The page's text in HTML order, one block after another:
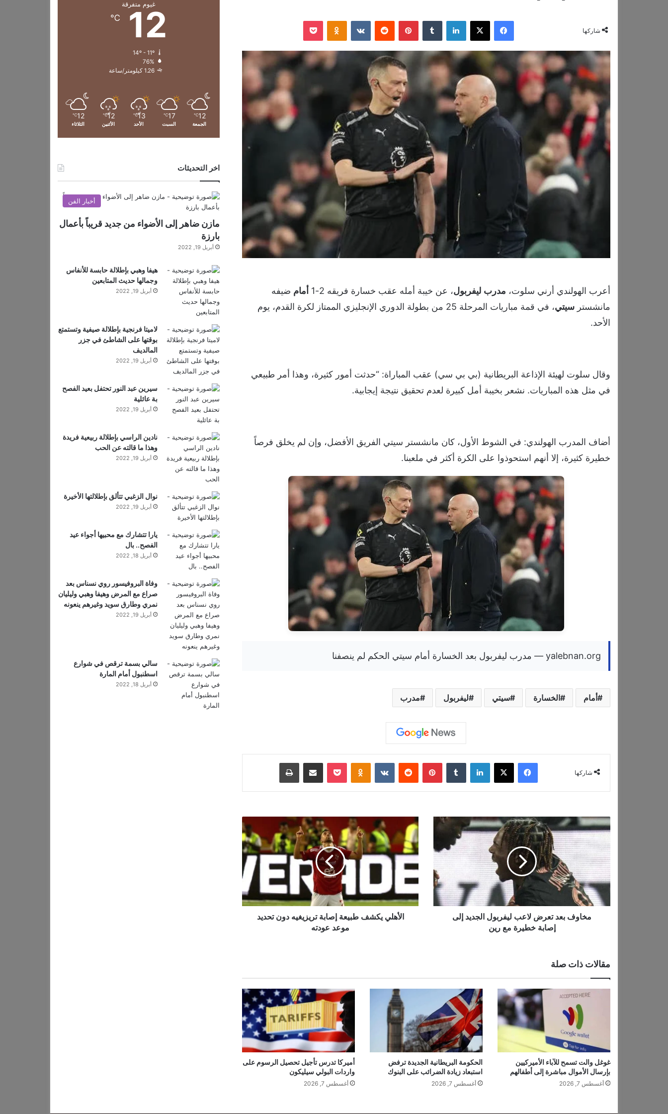
شاركها
فيسبوك ‫X لينكدإن بينتيريست ‏VKontakte
أعرب الهولندي أرني سلوت، مدرب ليفربول، عن خيبة أمله عقب خسارة فريقه 2-1 أمام ضيفه
مانشستر سيتي
، في قمة مباريات المرحلة 25 من بطولة الدوري الإنجليزي الممتاز لكرة القدم، يوم
الأحد.
وقال سلوت لهيئة الإذاعة البريطانية (بي بي سي) عقب المباراة: “حدثت أمور كثيرة، وهذا أمر طبيعي
في مثل هذه المباريات. نشعر بخيبة أمل كبيرة لعدم تحقيق نتيجة إيجابية.
أضاف المدرب الهولندي: في الشوط الأول، كان مانشستر سيتي الفريق الأفضل، وإن لم يخلق فرصاً
خطيرة كثيرة، إلا أنهم استحوذوا على الكرة أكثر في ملعبنا.
yalebnan.org — مدرب ليفربول بعد الخسارة أمام سيتي الحكم لم ينصفنا
أمام الخسارة سيتي ليفربول مدرب
شاركها
فيسبوك ‫X لينكدإن بينتيريست ‏VKontakte
م
خ
ا
و
ف
ب
ع
د
ت
ع
ب
ل
ل
ا
ل
ج
مخاوف بعد تعرض لاعب ليفربول الجديد إلى
إصابة خطيرة مع رين
ا
ل
أ
ه
ل
ي
ك
ش
إ
ص
ة
ت
ر
ي
ز
ي
الأهلي يكشف طبيعة إصابة تريزيغيه دون تحديد
موعد عودته
مقالات ذات صلة
غوغل والت تسمح للآباء الأميركيين
بإرسال الأموال مباشرة إلى أطفالهم
أغسطس 7, 2026
الحكومة البريطانية الجديدة ترفض
استبعاد زيادة الضرائب على البنوك
أغسطس 7, 2026
أميركا تدرس تأجيل تحصيل الرسوم على
واردات البولي سيليكون
أغسطس 7, 2026
غيوم متفرقة
12
℃
14º - 11º
76%
1.26 كيلومتر/ساعة
12
℃
الجمعة
17
℃
السبت
13
℃
الأحد
12
℃
الأثنين
12
℃
الثلاثاء
اخر التحديثات
أخبار الفن
مازن ضاهر إلى الأضواء من جديد قريباً بأعمال
بارزة
أبريل 19, 2022
هيفا وهبي بإطلالة حابسة للأنفاس
وجمالها حديث المتابعين
أبريل 19, 2022
لاميتا فرنجية بإطلالة صيفية وتستمتع
بوقتها على الشاطئ في جزر
المالديف
أبريل 19, 2022
سيرين عبد النور تحتفل بعيد الفصح
بة عائلية
أبريل 19, 2022
نادين الراسي بإطلالة ربيعية فريدة
وهذا ما قالته عن الحب
أبريل 19, 2022
نوال الزغبي تتألق بإطلالتها الأخيرة
أبريل 19, 2022
يارا تتشارك مع محبيها أجواء عيد
الفصح.. بال
أبريل 18, 2022
وفاة البروفيسور روي نسناس بعد
صراع مع المرض وهيفا وهبي وليليان
نمري وطارق سويد وغيرهم ينعونه
أبريل 19, 2022
سالي بسمة ترقص في شوارع
اسطنبول أمام المارة
أبريل 18, 2022